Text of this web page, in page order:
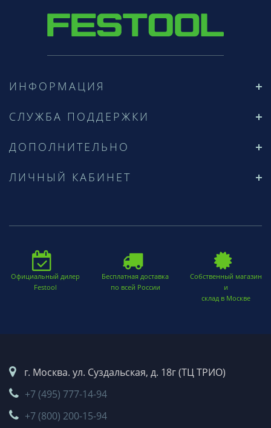
ИНФОРМАЦИЯ
СЛУЖБА ПОДДЕРЖКИ
ДОПОЛНИТЕЛЬНО
ЛИЧНЫЙ КАБИНЕТ
Официальный дилер
Festool
Бесплатная доставка
по всей России
Собственный магазин
и
склад в Москве
г. Москва. ул. Суздальская, д. 18г (ТЦ ТРИО)
+7 (495) 777-14-94
+7 (800) 200-15-94